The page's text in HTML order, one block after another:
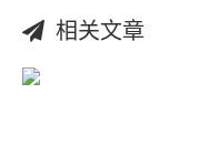
相关文章